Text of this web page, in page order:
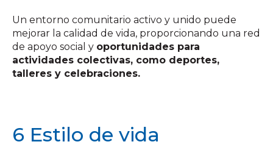
Un entorno comunitario activo y unido puede
mejorar la calidad de vida, proporcionando una red
de apoyo social y oportunidades para
actividades colectivas, como deportes,
talleres y celebraciones.
6 Estilo de vida